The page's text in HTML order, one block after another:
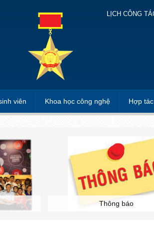
LỊCH CÔNG
viên Khoa học công nghệ Hợp
Thông báo